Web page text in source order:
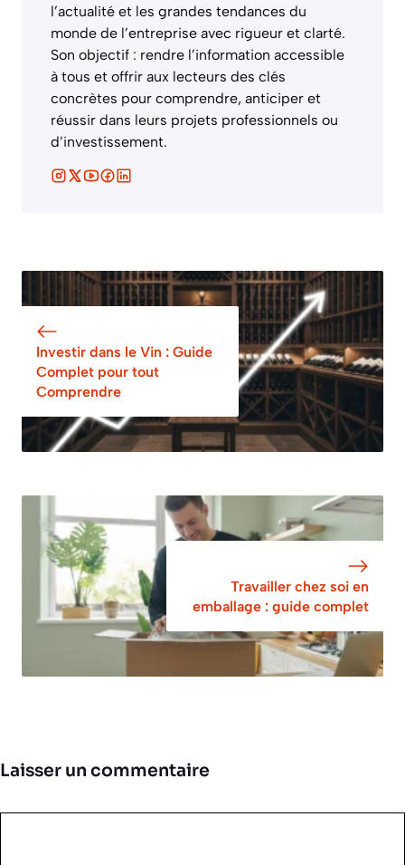
l’actualité et les grandes tendances du
monde de l’entreprise avec rigueur et clarté.
Son objectif : rendre l’information accessible
à tous et offrir aux lecteurs des clés
concrètes pour comprendre, anticiper et
réussir dans leurs projets professionnels ou
d’investissement.
Investir dans le Vin : Guide
Complet pour tout
Comprendre
Travailler chez soi en
emballage : guide complet
Laisser un commentaire